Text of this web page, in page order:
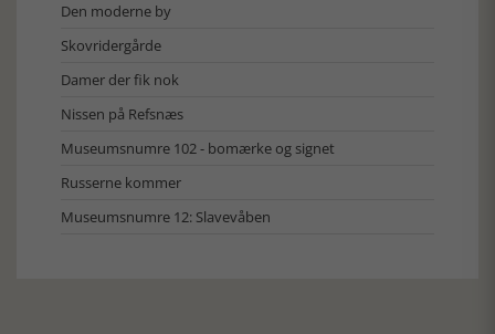
Den moderne by
Skovridergårde
Damer der fik nok
Nissen på Refsnæs
Museumsnumre 102 - bomærke og signet
Russerne kommer
Museumsnumre 12: Slavevåben